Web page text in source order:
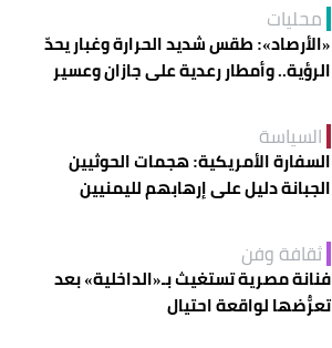
محليات
«الأرصاد»: طقس شديد الحرارة وغبار يحدّ
الرؤية.. وأمطار رعدية على جازان وعسير
السياسة
السفارة الأمريكية: هجمات الحوثيين
الجبانة دليل على إرهابهم لليمنيين
ثقافة وفن
فنانة مصرية تستغيث بـ«الداخلية» بعد
تعرُّضها لواقعة احتيال